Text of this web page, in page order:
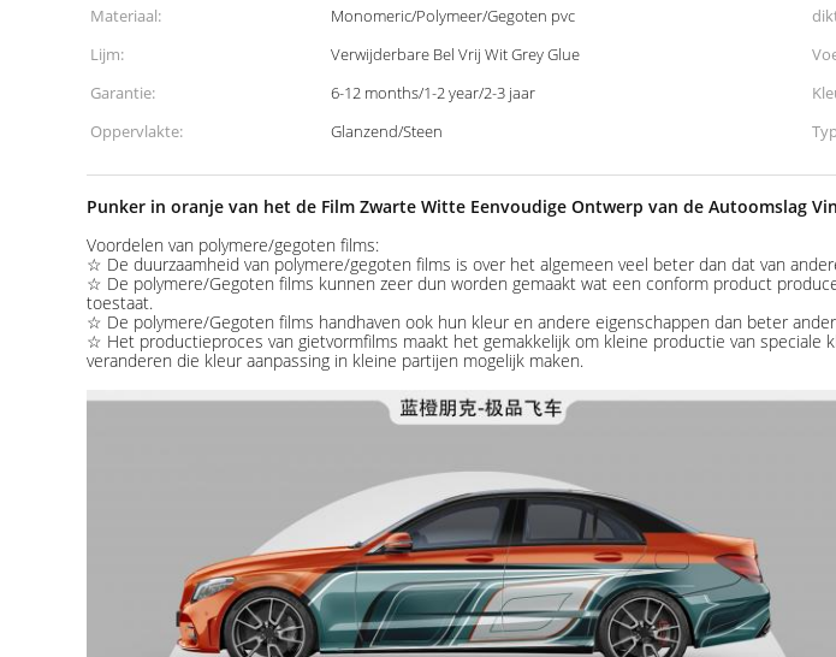
Materiaal: Monomeric/Polymeer/Gegoten pvc
Lijm:
Verwijderbare Bel Vrij Wit Grey Glue
Garantie:
6-12 months/1-2 year/2-3 jaar
Oppervlakte:
Glanzend/Steen
Punker in oranje van het de Film Zwarte Witte Eenvoudige Ontwerp van de Autoomslag
Voordelen van polymere/gegoten films:
☆ De duurzaamheid van polymere/gegoten films is over het algemeen veel beter dan dat van
☆ De polymere/Gegoten films kunnen zeer dun worden gemaakt wat een conform product
toestaat.
☆ De polymere/Gegoten films handhaven ook hun kleur en andere eigenschappen dan beter
☆ Het productieproces van gietvormfilms maakt het gemakkelijk om kleine productie van
veranderen die kleur aanpassing in kleine partijen mogelijk maken.